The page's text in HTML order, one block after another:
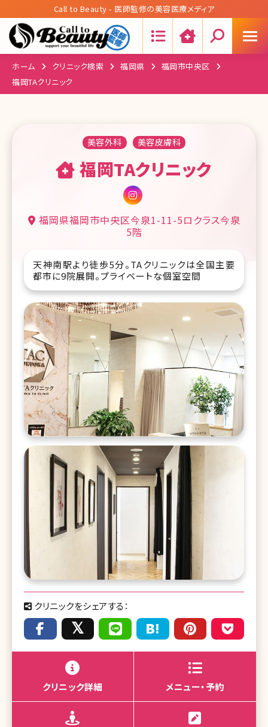
Call to Beauty - 医師監修の美容医療メディア
ホーム クリニック検索 福岡県
福岡市中央区
福岡TAクリニック
美容外科 美容皮膚科
福岡TAクリニック
福岡県福岡市中央区今泉1-11-5ロクラス今泉
5階
天神南駅より徒歩5分。TAクリニックは全国主要
都市に9院展開。プライベートな個室空間
クリニックをシェアする：
クリニック詳細 メニュー・予約